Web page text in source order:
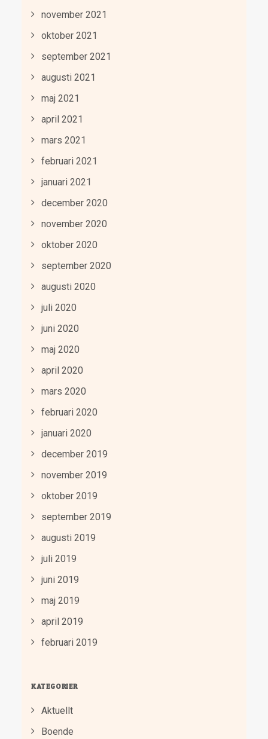
november 2021
oktober 2021
september 2021
augusti 2021
maj 2021
april 2021
mars 2021
februari 2021
januari 2021
december 2020
november 2020
oktober 2020
september 2020
augusti 2020
juli 2020
juni 2020
maj 2020
april 2020
mars 2020
februari 2020
januari 2020
december 2019
november 2019
oktober 2019
september 2019
augusti 2019
juli 2019
juni 2019
maj 2019
april 2019
februari 2019
KATEGORIER
Aktuellt
Boende